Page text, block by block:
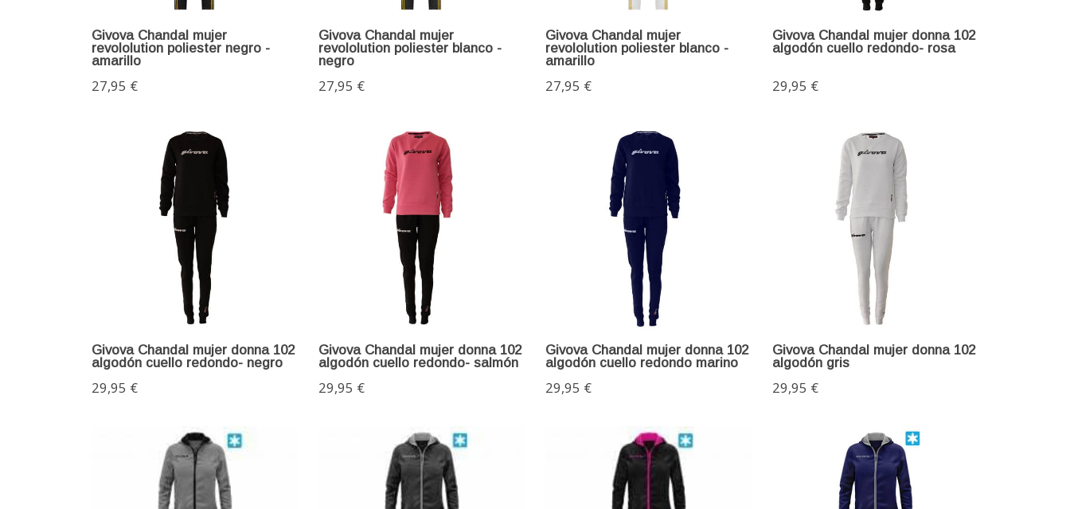
Givova Chandal mujer
revololution poliester negro -
amarillo
27,95 €
Givova Chandal mujer
revololution poliester blanco -
negro
27,95 €
Givova Chandal mujer
revololution poliester blanco -
amarillo
27,95 €
Givova Chandal mujer donna 102
algodón cuello redondo- rosa
29,95 €
Givova Chandal mujer donna 102
algodón cuello redondo- negro
29,95 €
Givova Chandal mujer donna 102
algodón cuello redondo- salmón
29,95 €
Givova Chandal mujer donna 102
algodón cuello redondo marino
29,95 €
Givova Chandal mujer donna 102
algodón gris
29,95 €